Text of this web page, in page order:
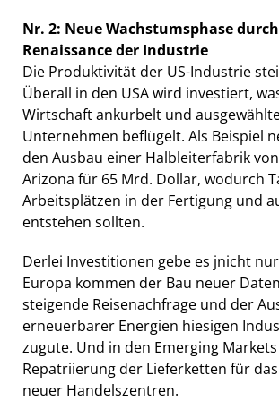
Nr. 2: Neue Wachstumsphase
Renaissance der Industrie
Die Produktivität der US-Industrie
Überall in den USA wird investiert,
Wirtschaft ankurbelt und
Unternehmen beflügelt. Als Beispiel
den Ausbau einer Halbleiterfabrik von
Arizona für 65 Mrd. Dollar, wodurch
Arbeitsplätzen in der Fertigung und
entstehen sollten.
Derlei Investitionen gebe es jnicht
Europa kommen der Bau neuer
steigende Reisenachfrage und der
erneuerbarer Energien hiesigen
zugute. Und in den Emerging
Repatriierung der Lieferketten für
neuer Handelszentren.